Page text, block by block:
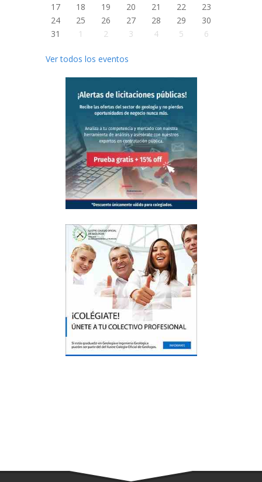
17
18 19 20 21 22
23
24
25 26 27 28 29
30
31
1 2 3 4 5 6
Ver todos los eventos